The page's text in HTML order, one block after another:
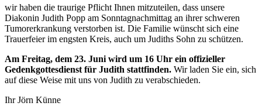
wir haben die traurige Pflicht Ihnen mitzuteilen, dass unsere
Diakonin Judith Popp am Sonntagnachmittag an ihrer schweren
Tumorerkrankung verstorben ist. Die Familie wünscht sich eine
Trauerfeier im engsten Kreis, auch um Judiths Sohn zu schützen.
Am Freitag, dem 23. Juni wird um 16 Uhr ein offizieller
Gedenkgottesdienst für Judith stattfinden. Wir laden Sie ein, sich
auf diese Weise mit uns von Judith zu verabschieden.
Ihr Jörn Künne